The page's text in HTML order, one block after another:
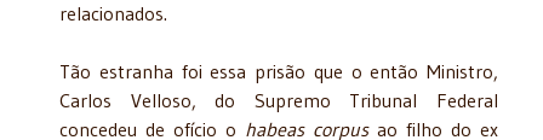
relacionados.
Tão estranha foi essa prisão que o então Ministro,
Carlos Velloso, do Supremo Tribunal Federal
concedeu de ofício o habeas corpusao filho do ex